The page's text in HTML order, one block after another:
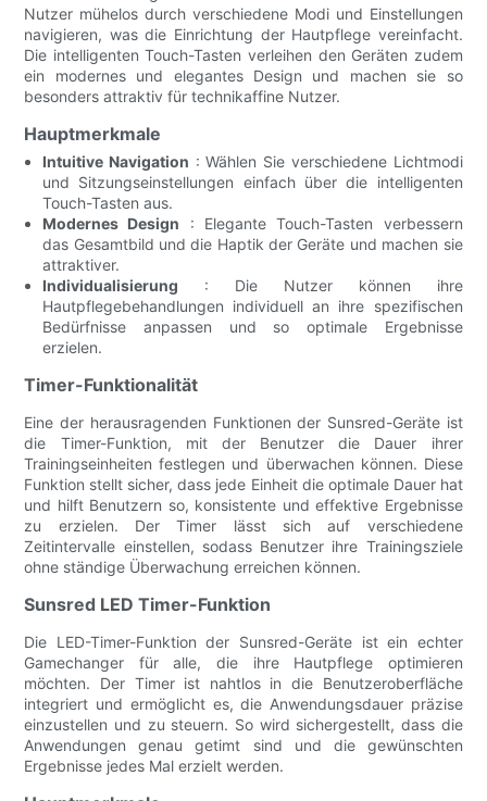
Nutzer mühelos durch verschiedene Modi und Einstellungen
navigieren, was die Einrichtung der Hautpflege vereinfacht.
Die intelligenten Touch-Tasten verleihen den Geräten zudem
ein modernes und elegantes Design und machen sie so
besonders attraktiv für technikaffine Nutzer.
Hauptmerkmale
Intuitive Navigation : Wählen Sie verschiedene Lichtmodi
und Sitzungseinstellungen einfach über die intelligenten
Touch-Tasten aus.
Modernes Design : Elegante Touch-Tasten verbessern
das Gesamtbild und die Haptik der Geräte und machen sie
attraktiver.
Individualisierung : Die Nutzer können ihre
Hautpflegebehandlungen individuell an ihre spezifischen
Bedürfnisse anpassen und so optimale Ergebnisse
erzielen.
Timer-Funktionalität
Eine der herausragenden Funktionen der Sunsred-Geräte ist
die Timer-Funktion, mit der Benutzer die Dauer ihrer
Trainingseinheiten festlegen und überwachen können. Diese
Funktion stellt sicher, dass jede Einheit die optimale Dauer hat
und hilft Benutzern so, konsistente und effektive Ergebnisse
zu erzielen. Der Timer lässt sich auf verschiedene
Zeitintervalle einstellen, sodass Benutzer ihre Trainingsziele
ohne ständige Überwachung erreichen können.
Sunsred LED Timer-Funktion
Die LED-Timer-Funktion der Sunsred-Geräte ist ein echter
Gamechanger für alle, die ihre Hautpflege optimieren
möchten. Der Timer ist nahtlos in die Benutzeroberfläche
integriert und ermöglicht es, die Anwendungsdauer präzise
einzustellen und zu steuern. So wird sichergestellt, dass die
Anwendungen genau getimt sind und die gewünschten
Ergebnisse jedes Mal erzielt werden.